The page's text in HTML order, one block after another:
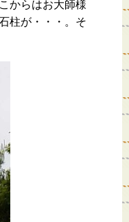
からはお大師様
柱が・・・。そ